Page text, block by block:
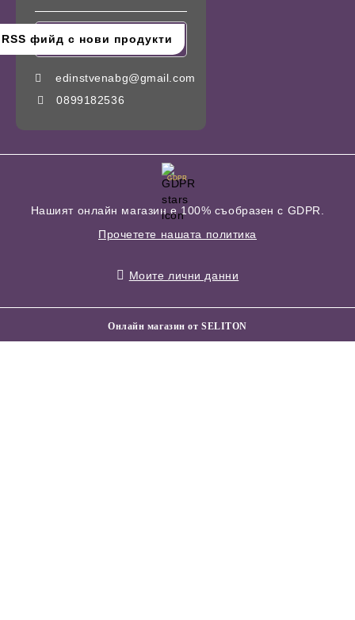
edinstvenabg@gmail.com
0899182536
GDPR
Нашият онлайн магазин е 100% съобразен с GDPR.
Прочетете нашата политика
Моите лични данни
Онлайн магазин от SELITON